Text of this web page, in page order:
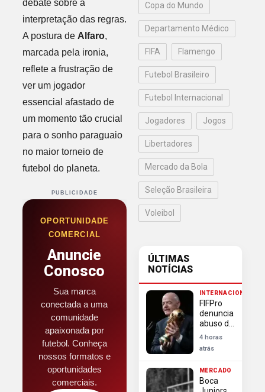
debate sobre a
interpretação das regras.
A postura de Alfaro,
marcada pela ironia,
reflete a frustração de
ver um jogador
essencial afastado de
um momento tão crucial
para o sonho paraguaio
no maior torneio de
futebol do planeta.
PUBLICIDADE
OPORTUNIDADE
COMERCIAL
Anuncie
Conosco
Sua marca
conectada a uma
comunidade
apaixonada por
futebol. Conheça
nossos formatos e
oportunidades
comerciais.
Copa do Mundo
Departamento Médico
FIFA Flamengo
Futebol Brasileiro
Futebol Internacional
Jogadores Jogos
Libertadores
Mercado da Bola
Seleção Brasileira
Voleibol
ÚLTIMAS
NOTÍCIAS
INTERNACIONAL
FIFPro
denuncia
abuso de
poder da
Fifa em
escândalo
4 horas
atrás
MERCADO
Boca